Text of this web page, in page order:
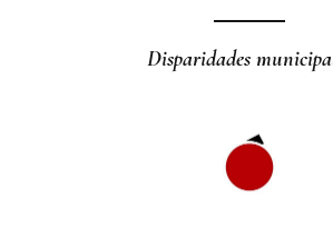
Disparidades